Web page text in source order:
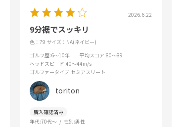
2026.6.22
9分裾でスッキリ
色：79 サイズ：NA(ネイビー)
ゴルフ歴:6～10年 平均スコア:80～89
ヘッドスピード:40～44m/s
ゴルファータイプ:セミアスリート
toriton
年代:70代～ 性別:男性